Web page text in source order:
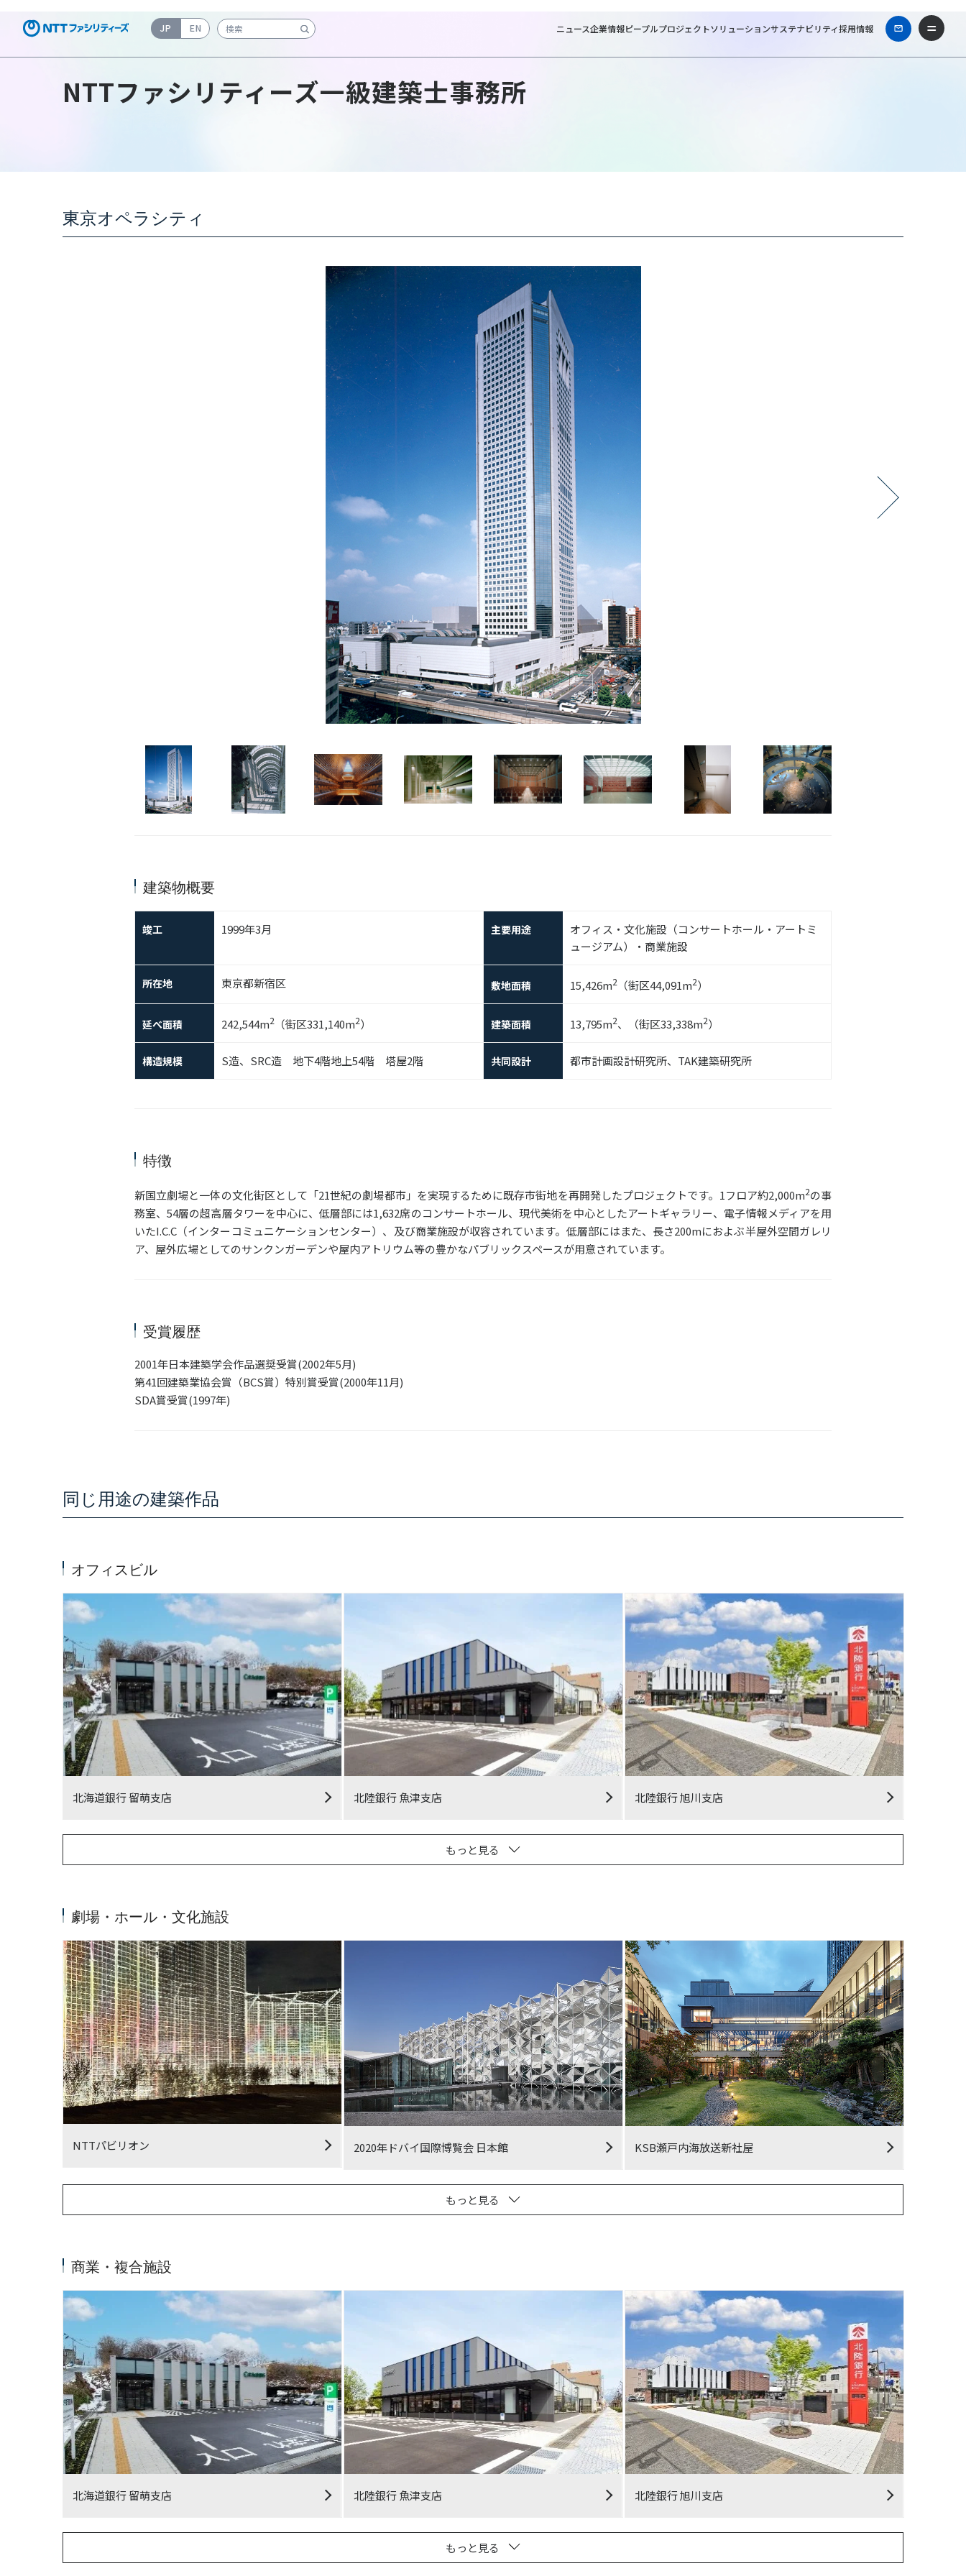
JP EN 検索キーワード入力 ニュース企業情報ピープルプロジェクトソリューションサステナビリティ採用情報
NTTファシリティーズ一級建築士事務所
東京オペラシティ
建築物概要
竣工 1999年3月 主要用途
オフィス・文化施設（コンサートホール・アートミ
ュージアム）・商業施設
所在地 東京都新宿区 敷地面積 15,426m2（街区44,091m2）
延べ面積 242,544m2 （街区331,140m2） 建築面積 13,795m2、（街区33,338m2）
構造規模 S造、SRC造 地下4階地上54階 塔屋2階 共同設計 都市計画設計研究所、TAK建築研究所
特徴
新国立劇場と一体の文化街区として「21世紀の劇場都市」を実現するために既存市街地を再開発したプロジェクトです。1フロア約2,000m2の事
務室、54層の超高層タワーを中心に、低層部には1,632席のコンサートホール、現代美術を中心としたアートギャラリー、電子情報メディアを用
いたI.C.C（インターコミュニケーションセンター）、及び商業施設が収容されています。低層部にはまた、長さ200mにおよぶ半屋外空間ガレリ
ア、屋外広場としてのサンクンガーデンや屋内アトリウム等の豊かなパブリックスペースが用意されています。
受賞履歴
2001年日本建築学会作品選奨受賞(2002年5月)
第41回建築業協会賞（BCS賞）特別賞受賞(2000年11月)
SDA賞受賞(1997年)
同じ用途の建築作品
オフィスビル
北海道銀行 留萌支店 北陸銀行 魚津支店 北陸銀行 旭川支店
もっと見る
劇場・ホール・文化施設
NTTパビリオン 2020年ドバイ国際博覧会 日本館 KSB瀬戸内海放送新社屋
もっと見る
商業・複合施設
北海道銀行 留萌支店 北陸銀行 魚津支店 北陸銀行 旭川支店
もっと見る